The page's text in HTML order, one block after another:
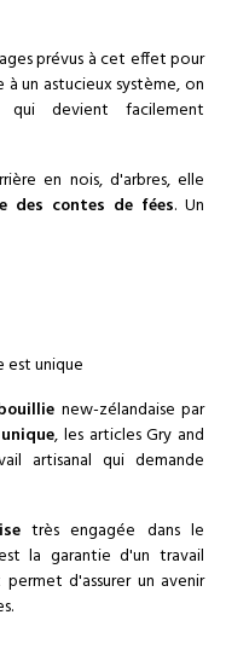
prévus à cet effet pour
un astucieux système, on
devient facilement
en nois, d'arbres, elle
des contes de fées. Un
est unique
new-zélandaise par
, les articles Gry and
artisanal qui demande
très engagée dans le
la garantie d'un travail
d'assurer un avenir